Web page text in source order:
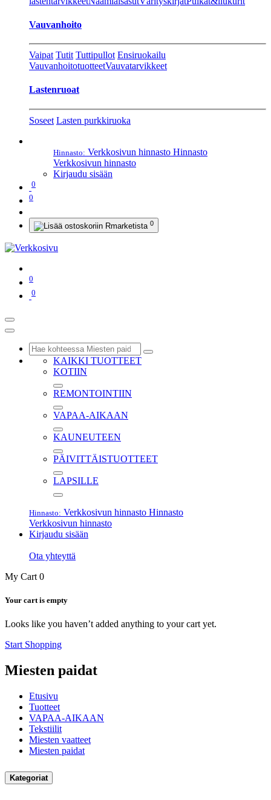
Vauvanhoito
Vaipat Tutit Tuttipullot Ensiruokailu
VauvanhoitotuotteetVauvatarvikkeet
Lastenruoat
Soseet Lasten purkkiruoka
Hinnasto: Verkkosivun hinnasto Hinnasto
Verkkosivun hinnasto
Kirjaudu sisään
0
0
0
0
0
KAIKKI TUOTTEET
KOTIIN
REMONTOINTIIN
VAPAA-AIKAAN
KAUNEUTEEN
PÄIVITTÄISTUOTTEET
LAPSILLE
Hinnasto: Verkkosivun hinnasto Hinnasto
Verkkosivun hinnasto
Kirjaudu sisään
Ota yhteyttä
My Cart 0
Your cart is empty
Looks like you haven’t added anything to your cart yet.
Start Shopping
Miesten paidat
Etusivu
Tuotteet
VAPAA-AIKAAN
Tekstiilit
Miesten vaatteet
Miesten paidat
Kategoriat